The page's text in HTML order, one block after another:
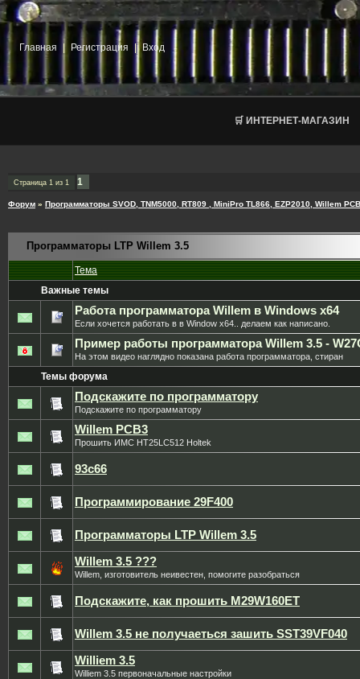
Главная Регистрация | Вход
🛒 ИНТЕРНЕТ-МАГАЗИН
Страница 1 из 1 1
Форум » Программаторы SVOD, TNM5000, RT809 , MiniPro TL866, EZP2010, Willem
Программаторы LTP Willem 3.5
Тема
Важные темы
Работа программатора Willem в Windows x64
Если хочется работать в в Window x64.. делаем как написано.
Пример работы программатора Willem 3.5 -
На этом видео наглядно показана работа программатора, стиран
Темы форума
Подскажите по программатору
Подскажите по программатору
Willem PCB3
Прошить ИМС HT25LC512 Holtek
93с66
Программирование 29F400
Программаторы LTP Willem 3.5
Willem 3.5 ???
Willem, изготовитель неивестен, помогите разобраться
Подскажите, как прошить M29W160ET
Willem 3.5 не получаеться зашить SST39VF040
Williem 3.5
Williem 3.5 первоначальные настройки